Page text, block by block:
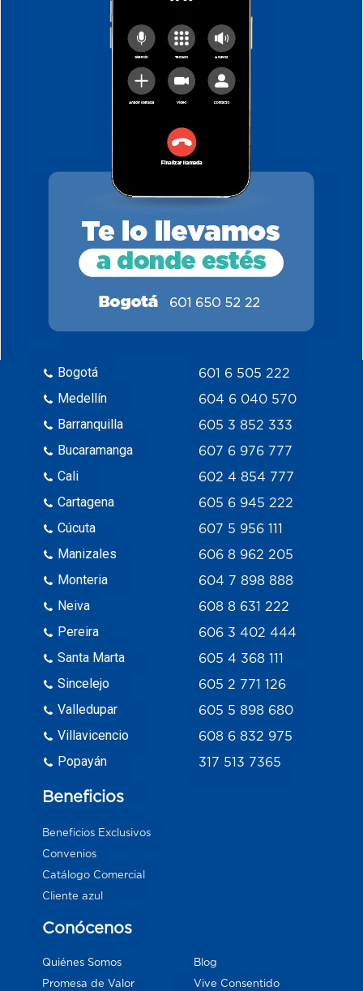
Bogotá
Medellín
Barranquilla
Bucaramanga
Cali
Cartagena
Cúcuta
Manizales
Monteria
Neiva
Pereira
Santa Marta
Sincelejo
Valledupar
Villavicencio
Popayán
601 6 505 222
604 6 040 570
605 3 852 333
607 6 976 777
602 4 854 777
605 6 945 222
607 5 956 111
606 8 962 205
604 7 898 888
608 8 631 222
606 3 402 444
605 4 368 111
605 2 771 126
605 5 898 680
608 6 832 975
317 513 7365
Beneficios
Beneficios Exclusivos
Convenios
Catálogo Comercial
Cliente azul
Conócenos
Quiénes Somos
Promesa de Valor
Blog
Vive Consentido